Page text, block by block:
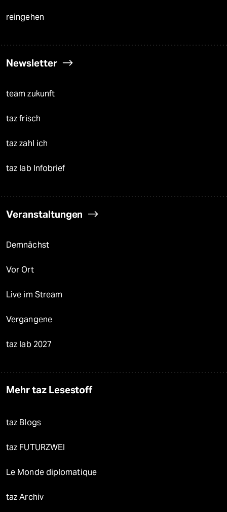
reingehen
Newsletter
team zukunft
taz frisch
taz zahl ich
taz lab Infobrief
Veranstaltungen
Demnächst
Vor Ort
Live im Stream
Vergangene
taz lab 2027
Mehr taz Lesestoff
taz Blogs
taz FUTURZWEI
Le Monde diplomatique
taz Archiv